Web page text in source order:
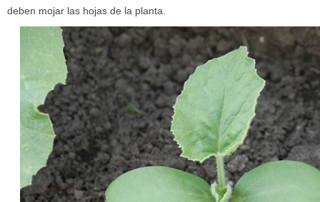
deben mojar las hojas de la planta.